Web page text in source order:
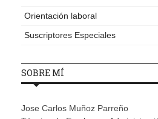
Orientación laboral
Suscriptores Especiales
SOBRE MÍ
Jose Carlos Muñoz Parreño